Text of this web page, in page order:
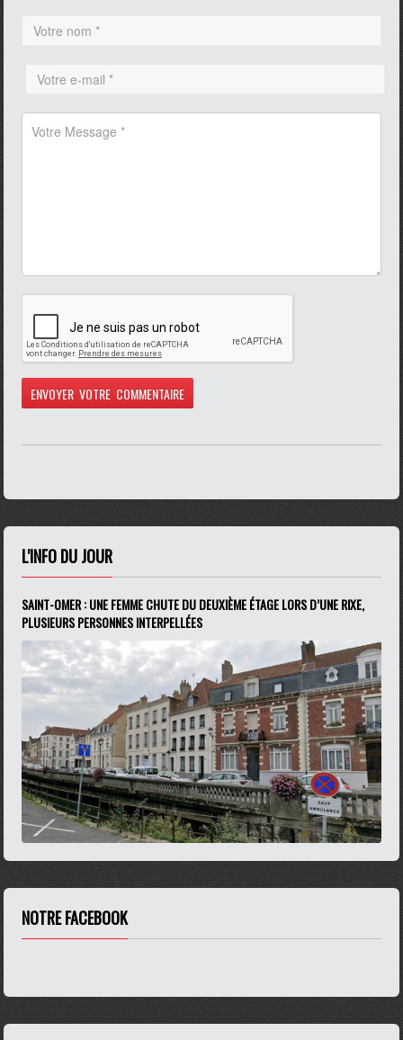
L'INFO DU JOUR
SAINT-OMER : UNE FEMME CHUTE DU DEUXIÈME ÉTAGE LORS D’UNE RIXE,
PLUSIEURS PERSONNES INTERPELLÉES
NOTRE FACEBOOK